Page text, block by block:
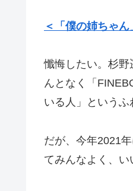
＜「僕の姉ちゃん
懺悔したい。杉
んとなく「
いる人」というふ
だが、今年2021
てみんなよく、い